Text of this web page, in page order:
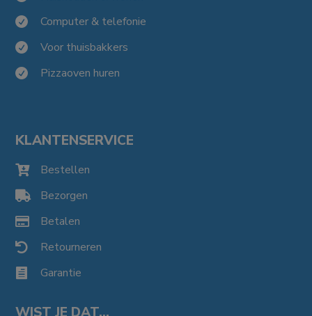
 Computer & telefonie
 Voor thuisbakkers
 Pizzaoven huren
KLANTENSERVICE
 Bestellen
 Bezorgen
 Betalen
 Retourneren
 Garantie
WIST JE DAT…